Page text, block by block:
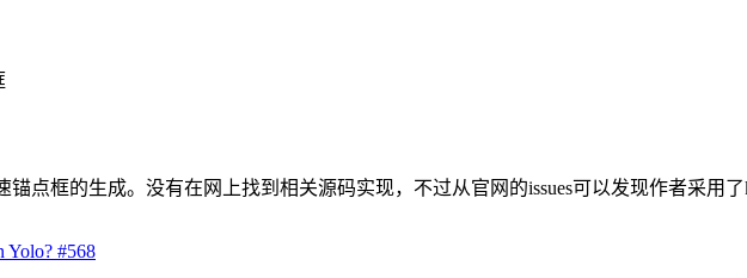
点框的生成。没有在网上找到相关源码实现，不过从官网的issues可以发现作者采用
Yolo? #568